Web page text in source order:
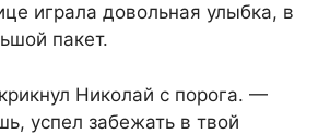
играла довольная улыбка, в
пакет.
Николай с порога. —
успел забежать в твой